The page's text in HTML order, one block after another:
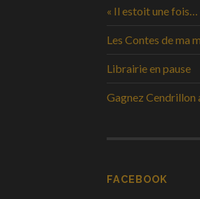
« Il estoit une fois…
Les Contes de ma
Librairie en pause
Gagnez Cendrillon
FACEBOOK